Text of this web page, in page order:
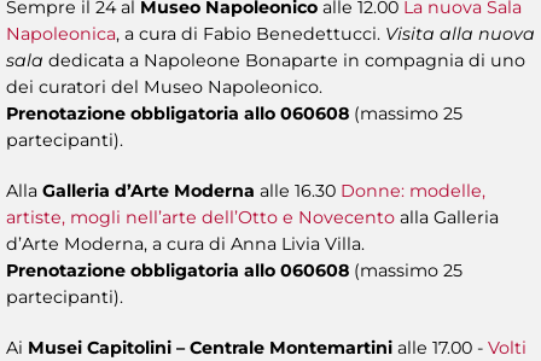
Sempre il 24 al Museo Napoleonico alle 12.00 La nuova Sala
Napoleonica, a cura di Fabio Benedettucci. Visita alla nuova
sala dedicata a Napoleone Bonaparte in compagnia di uno
dei curatori del Museo Napoleonico.
Prenotazione obbligatoria allo 060608 (massimo 25
partecipanti).
Alla Galleria d’Arte Moderna alle 16.30 Donne: modelle,
artiste, mogli nell’arte dell’Otto e Novecento alla Galleria
d’Arte Moderna, a cura di Anna Livia Villa.
Prenotazione obbligatoria allo 060608 (massimo 25
partecipanti).
Ai Musei Capitolini – Centrale Montemartini alle 17.00 - Volti